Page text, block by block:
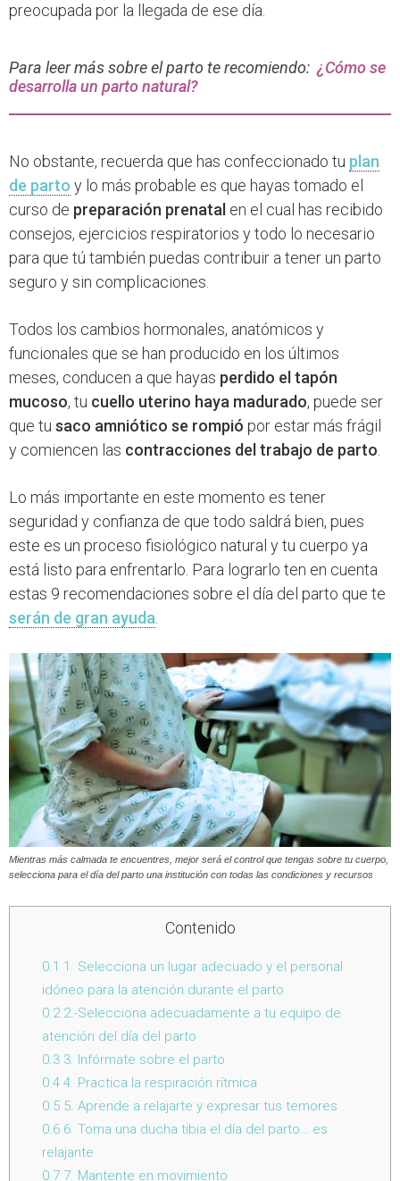
preocupada por la llegada de ese día.
Para leer más sobre el parto te recomiendo: ¿Cómo se
desarrolla un parto natural?
No obstante, recuerda que has confeccionado tu plan
de parto y lo más probable es que hayas tomado el
curso de preparación prenatal en el cual has recibido
consejos, ejercicios respiratorios y todo lo necesario
para que tú también puedas contribuir a tener un parto
seguro y sin complicaciones.
Todos los cambios hormonales, anatómicos y
funcionales que se han producido en los últimos
meses, conducen a que hayas perdido el tapón
mucoso, tu cuello uterino haya madurado, puede ser
que tu saco amniótico se rompió por estar más frágil
y comiencen las contracciones del trabajo de parto
Lo más importante en este momento es tener
seguridad y confianza de que todo saldrá bien, pues
este es un proceso fisiológico natural y tu cuerpo ya
está listo para enfrentarlo. Para lograrlo ten en cuenta
estas 9 recomendaciones sobre el día del parto que te
serán de gran ayuda
Mientras más calmada te encuentres, mejor será el control que tengas sobre tu cuerpo,
selecciona para el día del parto una institución con todas las condiciones y recursos
Contenido
0.1 1. Selecciona un lugar adecuado y el personal
idóneo para la atención durante el parto
0.22.-Selecciona adecuadamente a tu equipo de
atención del día del parto
0.33. Infórmate sobre el parto
0.44. Practica la respiración rítmica
0.55. Aprende a relajarte y expresar tus temores
0.66. Toma una ducha tibia el día del parto… es
relajante
0.77. Mantente en movimiento